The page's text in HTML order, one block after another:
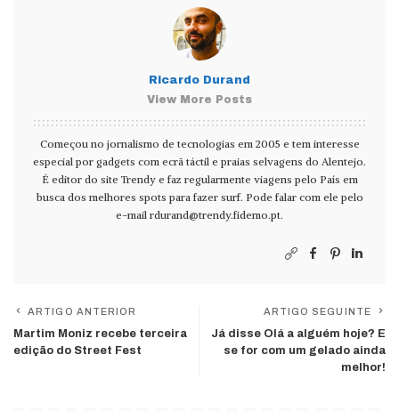
Ricardo Durand
View More Posts
Começou no jornalismo de tecnologias em 2005 e tem interesse
especial por gadgets com ecrã táctil e praias selvagens do Alentejo.
É editor do site Trendy e faz regularmente viagens pelo País em
busca dos melhores spots para fazer surf. Pode falar com ele pelo
e-mail rdurand@trendy.fidemo.pt.
ARTIGO ANTERIOR
Martim Moniz recebe terceira
edição do Street Fest
ARTIGO SEGUINTE
Já disse Olá a alguém hoje? E
se for com um gelado ainda
melhor!